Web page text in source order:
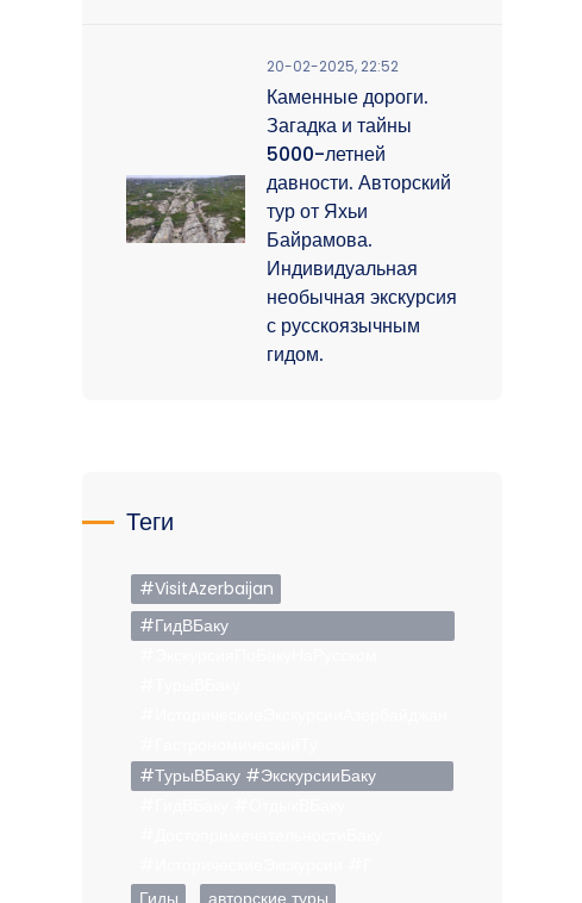
20-02-2025, 22:52
Каменные дороги.
Загадка и тайны
5000-летней
давности. Авторский
тур от Яхьи
Байрамова.
Индивидуальная
необычная экскурсия
с русскоязычным
гидом.
Теги
#VisitAzerbaijan
#ГидВБаку
#ТурыВБаку #ЭкскурсииБаку
Гиды
авторские туры